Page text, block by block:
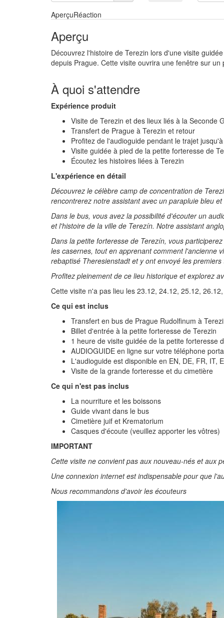
AperçuRéaction
Aperçu
Découvrez l'histoire de Terezin lors d'une visite
depuis Prague. Cette visite ouvrira une fenêtre sur
À quoi s'attendre
Expérience produit
Visite de Terezin et des lieux liés à la Seconde
Transfert de Prague à Terezin et retour
Profitez de l'audioguide pendant le trajet
Visite guidée à pied de la petite forteresse de
Écoutez les histoires liées à Terezin
L'expérience en détail
Découvrez le célèbre camp de concentration de
rencontrerez notre assistant avec un parapluie bleu et
Dans le bus, vous avez la possibilité d'écouter un
et l'histoire de la ville de Terezín. Notre assistant
Dans la petite forteresse de Terezín, vous
les casernes, tout en apprenant comment l'ancienne
rebaptisé Theresienstadt et y ont envoyé les
Profitez pleinement de ce lieu historique et explorez
Cette visite n'a pas lieu les 23.12, 24.12, 25.12,
Ce qui est inclus
Transfert en bus de Prague Rudolfinum à
Billet d'entrée à la petite forteresse de Terezin
1 heure de visite guidée de la petite forteresse
AUDIOGUIDE en ligne sur votre téléphone
L'audioguide est disponible en EN, DE, FR, IT,
Visite de la grande forteresse et du cimetière
Ce qui n'est pas inclus
La nourriture et les boissons
Guide vivant dans le bus
Cimetière juif et Krematorium
Casques d'écoute (veuillez apporter les vôtres)
IMPORTANT
Cette visite ne convient pas aux nouveau-nés et aux
Une connexion internet est indispensable pour que
Nous recommandons d'avoir les écouteurs